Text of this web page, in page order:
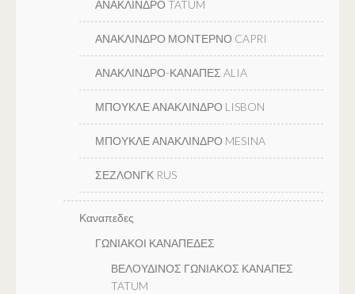
ΑΝΑΚΛΙΝΔΡΟ TATUM
ΑΝΑΚΛΙΝΔΡΟ ΜΟΝΤΕΡΝΟ CAPRI
ΑΝΑΚΛΙΝΔΡΟ-ΚΑΝΑΠΕΣ ALIA
ΜΠΟΥΚΛΕ ΑΝΑΚΛΙΝΔΡΟ LISBON
ΜΠΟΥΚΛΕ ΑΝΑΚΛΙΝΔΡΟ MESINA
ΣΕΖΛΟΝΓΚ RUS
Καναπεδες
ΓΩΝΙΑΚΟΙ ΚΑΝΑΠΕΔΕΣ
ΒΕΛΟΥΔΙΝΟΣ ΓΩΝΙΑΚΟΣ ΚΑΝΑΠΕΣ
TATUM